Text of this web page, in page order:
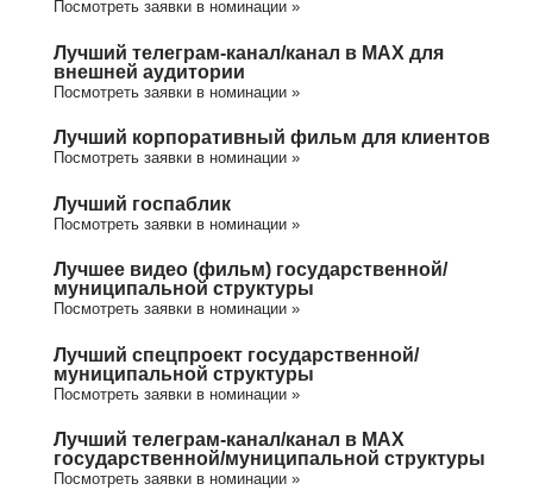
Посмотреть заявки в номинации »
Лучший телеграм-канал/канал в МАХ для
внешней аудитории
Посмотреть заявки в номинации »
Лучший корпоративный фильм для клиентов
Посмотреть заявки в номинации »
Лучший госпаблик
Посмотреть заявки в номинации »
Лучшее видео (фильм) государственной/
муниципальной структуры
Посмотреть заявки в номинации »
Лучший спецпроект государственной/
муниципальной структуры
Посмотреть заявки в номинации »
Лучший телеграм-канал/канал в МАХ
государственной/муниципальной структуры
Посмотреть заявки в номинации »